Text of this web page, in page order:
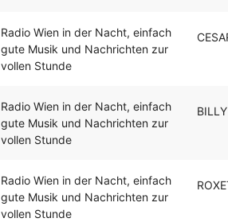
Radio Wien in der Nacht, einfach
gute Musik und Nachrichten zur
vollen Stunde
Radio Wien in der Nacht, einfach
gute Musik und Nachrichten zur
vollen Stunde
Radio Wien in der Nacht, einfach
gute Musik und Nachrichten zur
vollen Stunde